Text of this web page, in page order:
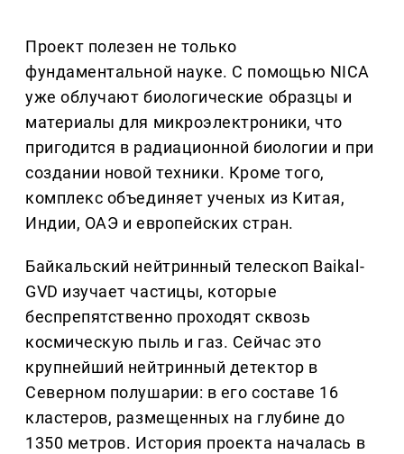
Проект полезен не только
фундаментальной науке. С помощью NICA
уже облучают биологические образцы и
материалы для микроэлектроники, что
пригодится в радиационной биологии и при
создании новой техники. Кроме того,
комплекс объединяет ученых из Китая,
Индии, ОАЭ и европейских стран.
Байкальский нейтринный телескоп Baikal-
GVD изучает частицы, которые
беспрепятственно проходят сквозь
космическую пыль и газ. Сейчас это
крупнейший нейтринный детектор в
Северном полушарии: в его составе 16
кластеров, размещенных на глубине до
1350 метров. История проекта началась в